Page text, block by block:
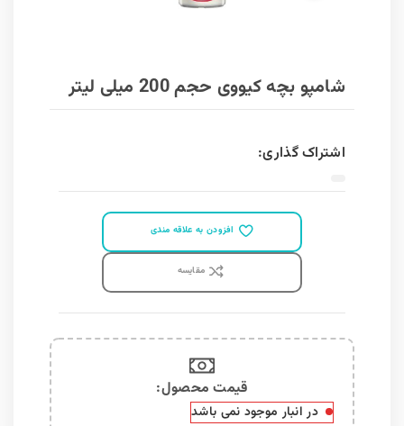
شامپو بچه کیووی حجم 200 میلی لیتر
اشتراک گذاری:
افزودن به علاقه مندی
مقايسه
قیمت محصول:​
در انبار موجود نمی باشد